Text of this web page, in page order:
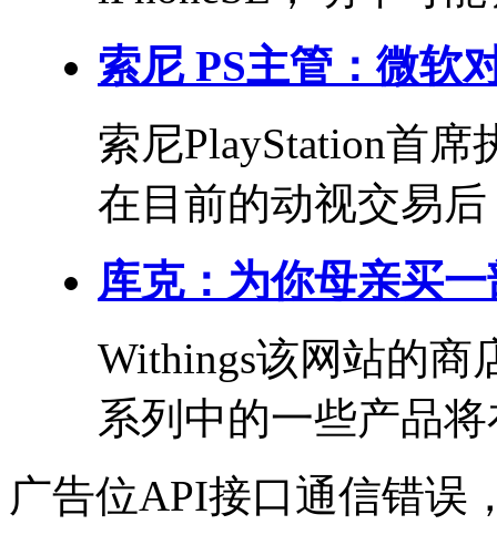
索尼 PS主管：微软
索尼PlayStation首席
在目前的动视交易
库克：为你母亲买
Withings该网站的商
系列中的一些产品
广告位API接口通信错误